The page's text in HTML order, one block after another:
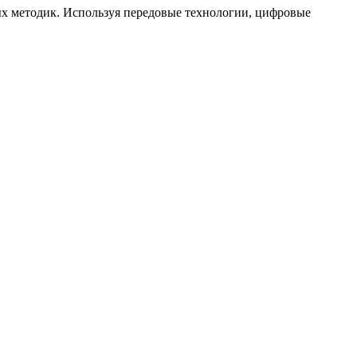
методик. Используя передовые технологии, цифровые